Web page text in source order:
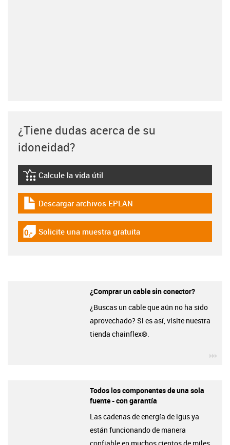
¿Tiene dudas acerca de su
idoneidad?
igus-icon-lebensdauerrechner
Calcule la vida útil
igus-icon-download-plan
Descargar archivos EPLAN
igus-icon-gratismuster
Solicite una muestra gratuita
¿Comprar un cable sin conector?
¿Buscas un cable que aún no ha sido
aprovechado? Si es así, visite nuestra
tienda chainflex®.
Todos los componentes de una sola
fuente - con garantía
Las cadenas de energía de igus ya
están funcionando de manera
confiable en muchos cientos de miles